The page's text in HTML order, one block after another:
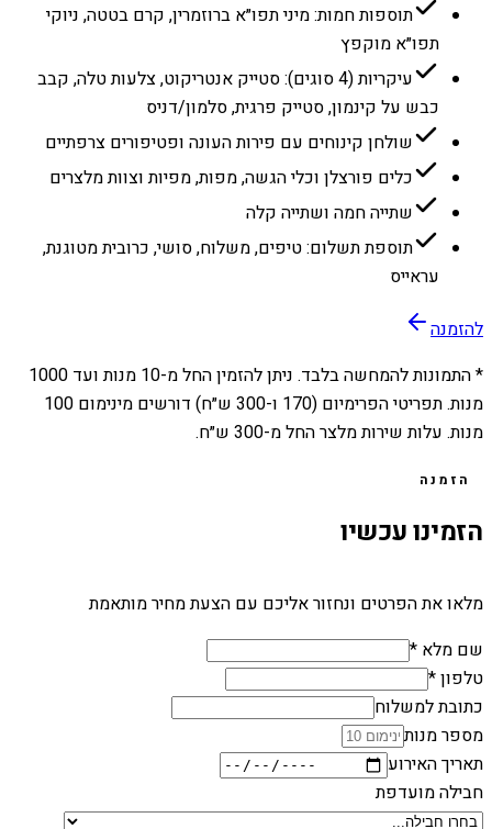
תוספות חמות: מיני תפו״א ברוזמרין, קרם בטטה, ניוקי
תפו״א מוקפץ
עיקריות (4 סוגים): סטייק אנטריקוט, צלעות טלה, קבב
כבש על קינמון, סטייק פרגית, סלמון/דניס
שולחן קינוחים עם פירות העונה ופטיפורים צרפתיים
כלים פורצלן וכלי הגשה, מפות, מפיות וצוות מלצרים
שתייה חמה ושתייה קלה
תוספת תשלום: טיפים, משלוח, סושי, כרובית מטוגנת,
עראייס
להזמנה
* התמונות להמחשה בלבד. ניתן להזמין החל מ-10 מנות ועד 1000
מנות. תפריטי הפרימיום (170 ו-300 ש״ח) דורשים מינימום 100
מנות. עלות שירות מלצר החל מ-300 ש״ח.
הזמנה
הזמינו עכשיו
מלאו את הפרטים ונחזור אליכם עם הצעת מחיר מותאמת
שם מלא *
טלפון *
כתובת למשלוח
מספר מנות
תאריך האירוע
חבילה מועדפת